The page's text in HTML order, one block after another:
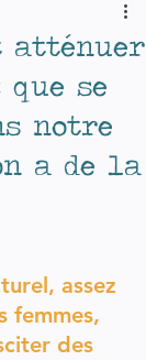
atténuer
se
notre
a de la
assez
femmes,
des